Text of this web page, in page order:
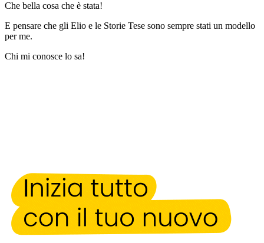
Che bella cosa che è stata!
E pensare che gli Elio e le Storie Tese sono sempre stati un modello
per me.
Chi mi conosce lo sa!